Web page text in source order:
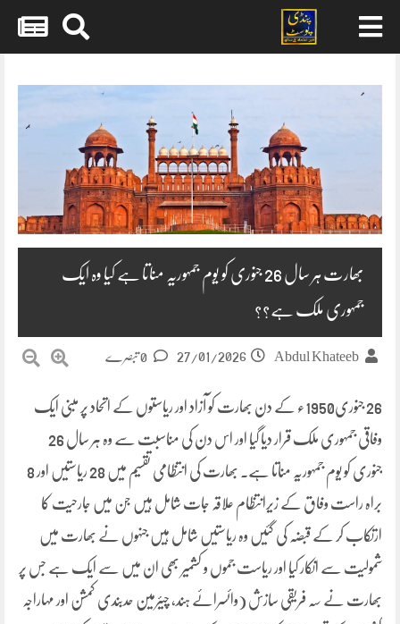
content
بھارت ہر سال 26 جنوری کو یوم جمہوریہ مناتا ہے کیا وہ ایک
جمہوری ملک ہے؟؟
Abdul Khateeb
27/01/2026
26 جنوری1950ء کے دن بھارت کو آزاد اور ریاستوں کے اتحاد پر مبنی ایک
وفاقی جمہوری ملک قرار دیا گیا اور اس دن کی مناسبت سے وہ ہر سال 26
جنوری کو یوم جمہوریہ مناتا ہے۔ بھارت کی انتظامی تقسیم میں 28 ریاستیں اور 8
براہ راست وفاق کے زیرانتظام علاقہ جات شامل ہیں جن میں جارحیت کا
ارتکاب کر کے قبضہ کی گئیں وہ ریاستیں شامل ہیں جنہوں نے بھارت میں
شمولیت سے انکار کیا اور ریاست جموں و کشمیر بھی ان میں سے ایک ہے جس پر
بھارت نے سہ فریقی سازش (وائسرائے ہند، چیئرمین حدبندی کمشن اور مہاراجہ